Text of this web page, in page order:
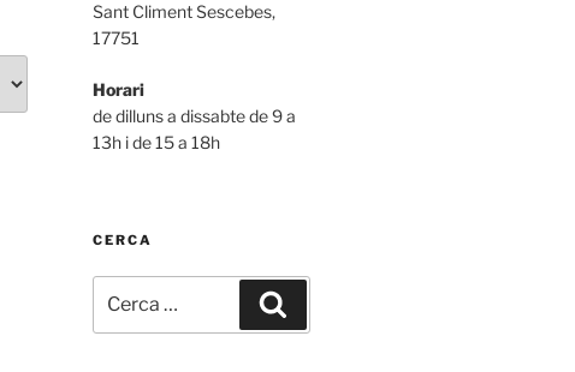
Sant Climent Sescebes,
17751
Horari
de dilluns a dissabte de 9 a
13h i de 15 a 18h
CERCA